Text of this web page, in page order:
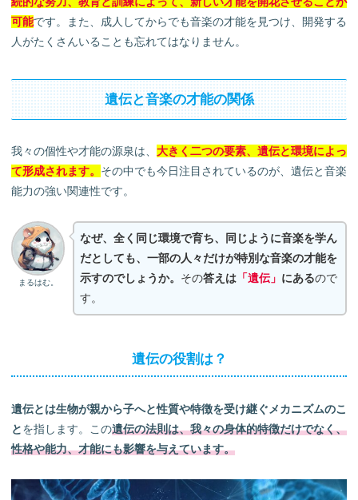
可能です。また、成人してからでも音楽の才能を見つけ、開発する
人がたくさんいることも忘れてはなりません。
遺伝と音楽の才能の関係
我々の個性や才能の源泉は、 大きく二つの要素、遺伝と環境によっ
て形成されます。 その中でも今日注目されているのが、遺伝と音楽
能力の強い関連性です。
まるはむ。
なぜ、全く同じ環境で育ち、同じように音楽を学ん
だとしても、一部の人々だけが特別な音楽の才能を
示すのでしょうか。 その答えは 「遺伝」 にあるので
す。
遺伝の役割は？
遺伝とは生物が親から子へと性質や特徴を受け継ぐメカニズムのこ
とを指します。この遺伝の法則は、我々の身体的特徴だけでなく、
性格や能力、才能にも影響を与えています。